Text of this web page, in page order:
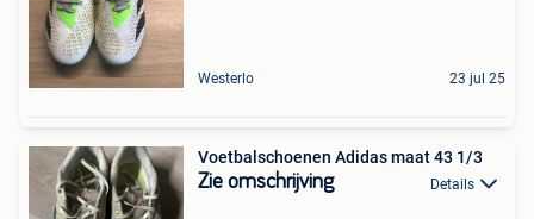
Westerlo 23 jul 25
Voetbalschoenen Adidas maat 43 1/3
Zie omschrijving Details